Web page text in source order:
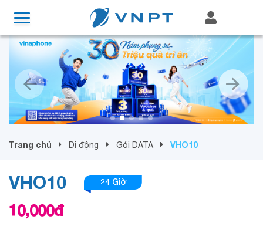
Trang chủ Di động Gói DATA VHO10
VHO10 24 Giờ
10,000đ